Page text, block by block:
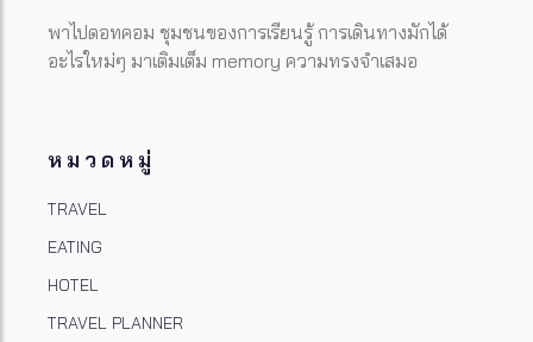
พาไปดอทคอม ชุมชนของการเรียนรู้ การเดินทางมักได้
อะไรใหม่ๆ มาเติมเต็ม memory ความทรงจำเสมอ
หมวดหมู่
TRAVEL
EATING
HOTEL
TRAVEL PLANNER